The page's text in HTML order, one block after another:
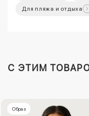
Для пляжа и отдыха
C ЭТИМ
Образ